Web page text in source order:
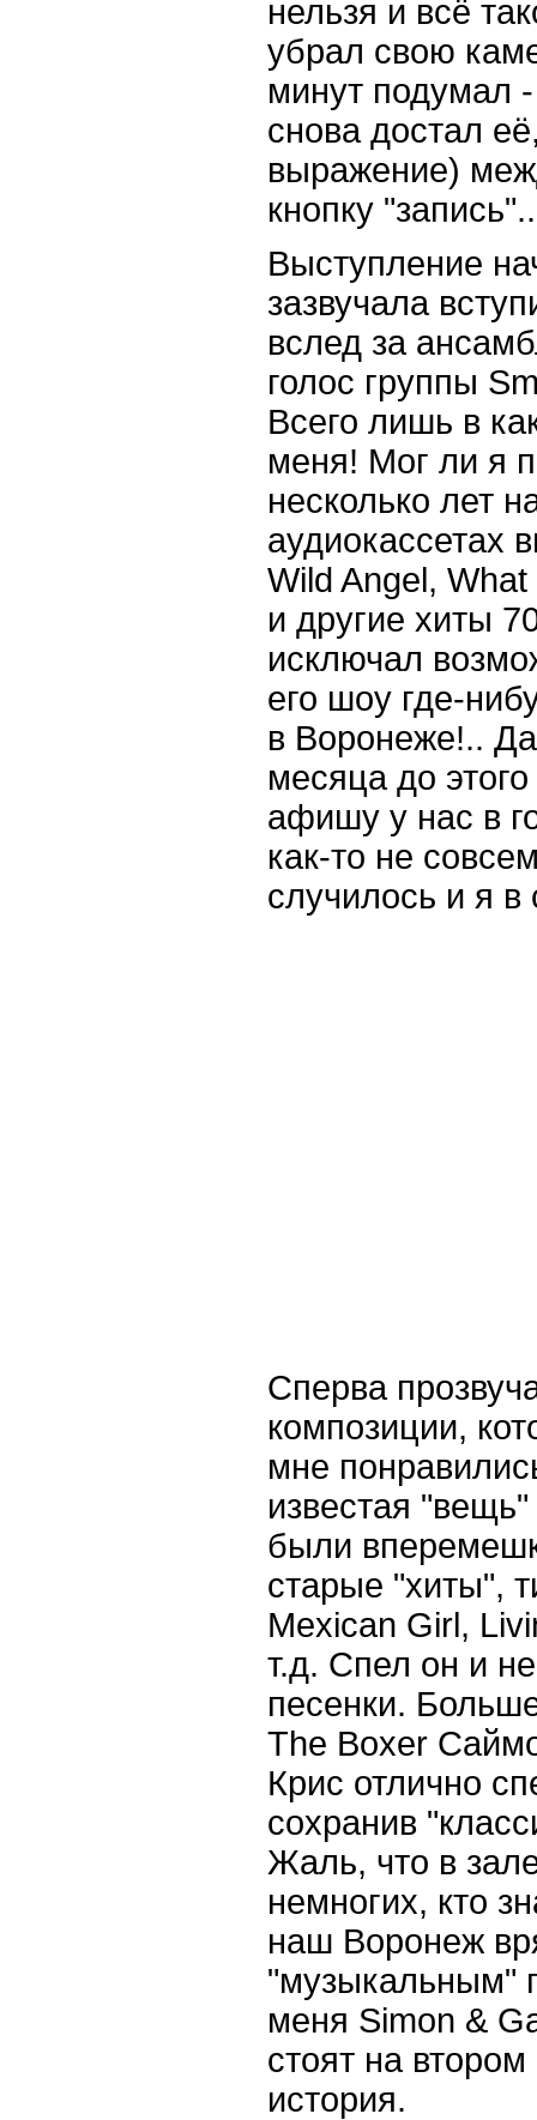
нельзя и всё
убрал свою
минут подумал
снова достал
выражение)
кнопку
Выступление
зазвучала
вслед за
голос группы
Всего лишь в
меня! Мог ли я
несколько лет
аудиокассетах
Wild Angel,
и другие хиты
исключал
его шоу где-
в Воронеже!..
месяца до
афишу у нас в
как-то не
случилось и я
Сперва
композиции,
мне
известая
были
старые "хиты",
Mexican Girl,
т.д. Спел он и
песенки.
The Boxer
Крис отлично
сохранив
Жаль, что в
немногих, кто
наш Воронеж
"музыкальным"
меня Simon &
стоят на
история.